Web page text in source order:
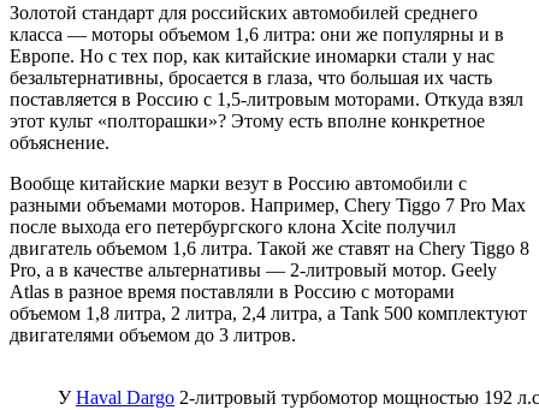
Золотой стандарт для российских автомобилей среднего
класса — моторы объемом 1,6 литра: они же популярны и в
Европе. Но с тех пор, как китайские иномарки стали у нас
безальтернативны, бросается в глаза, что большая их часть
поставляется в Россию с 1,5-литровым моторами. Откуда взял
этот культ «полторашки»? Этому есть вполне конкретное
объяснение.
Вообще китайские марки везут в Россию автомобили с
разными объемами моторов. Например, Chery Tiggo 7 Pro Max
после выхода его петербургского клона Xcite получил
двигатель объемом 1,6 литра. Такой же ставят на Chery Tiggo 8
Pro, а в качестве альтернативы — 2-литровый мотор. Geely
Atlas в разное время поставляли в Россию с моторами
объемом 1,8 литра, 2 литра, 2,4 литра, а Tank 500 комплектуют
двигателями объемом до 3 литров.
УHaval Dargo 2-литровый турбомотор мощностью 192